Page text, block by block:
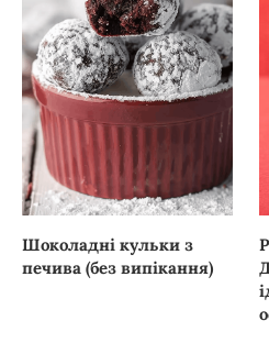
Шоколадні кульки з
печива (без випікання)